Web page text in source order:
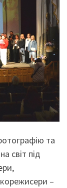
та
світ під
–